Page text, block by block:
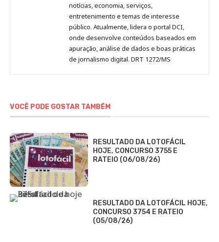
notícias, economia, serviços,
entretenimento e temas de interesse
público. Atualmente, lidera o portal DCI,
onde desenvolve conteúdos baseados em
apuração, análise de dados e boas práticas
de jornalismo digital. DRT 1272/MS
VOCÊ PODE GOSTAR TAMBÉM
RESULTADO DA LOTOFÁCIL
HOJE, CONCURSO 3755 E
RATEIO (06/08/26)
RESULTADO DA LOTOFÁCIL HOJE,
CONCURSO 3754 E RATEIO
(05/08/26)